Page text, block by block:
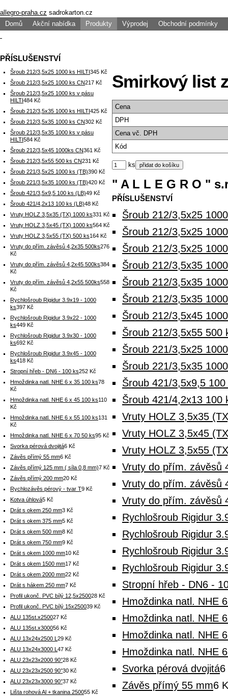
allegro-praha.cz sadrokarton.cz
Domů
Akční nabídka Produkty Výprodej Obchodní podmínky
Smirkový list
Cena
DPH
Cenavč. DPH
Kód
ks
PŘÍSLUŠENSTVÍ
Šroub 212/3,5x25
Šroub 212/3,5x25
Šroub 212/3,5x25
Šroub 212/3,5x35
Šroub 212/3,5x35
Šroub 212/3,5x35
Šroub 212/3,5x45
Šroub 212/3,5x55 500
Šroub 221/3,5x25
Šroub 221/3,5x35
Šroub 421/3,5x9,5
Šroub 421/4,2x13 100
Vruty HOLZ 3,5x35
Vruty HOLZ 3,5x45
Vruty HOLZ 3,5x55
Vruty do přím. závěsů
Vruty do přím. závěsů
Vruty do přím. závěsů
Rychlošroub Rigidur
Rychlošroub Rigidur
Rychlošroub Rigidur
Rychlošroub Rigidur
Stropní hřeb - DN6 -
Hmoždinka natl. NHE
Hmoždinka natl. NHE
Hmoždinka natl. NHE
Hmoždinka natl. NHE
Svorka pérová dvojitá6
Závěs přímý 55 mm6
" A L L E G R O "
PŘÍSLUŠENSTVÍ
Šroub 212/3,5x25 1000 ks HILTI345 Kč
Šroub 212/3,5x25 1000 ks CN217 Kč
Šroub 212/3,5x25 1000 ks v pásu
HILTI484 Kč
Šroub 212/3,5x35 1000 ks HILTI425 Kč
Šroub 212/3,5x35 1000 ks CN302 Kč
Šroub 212/3,5x35 1000 ks v pásu
HILTI584 Kč
Šroub 212/3,5x45 1000ks CN361 Kč
Šroub 212/3,5x55 500 ks CN231 Kč
Šroub 221/3,5x25 1000 ks (TB)390 Kč
Šroub 221/3,5x35 1000 ks (TB)420 Kč
Šroub 421/3,5x9,5 100 ks (LB)49 Kč
Šroub 421/4,2x13 100 ks (LB)48 Kč
Vruty HOLZ 3,5x35 (TX) 1000 ks331 Kč
Vruty HOLZ 3,5x45 (TX) 1000 ks564 Kč
Vruty HOLZ 3,5x55 (TX) 500 ks164 Kč
Vruty do přím. závěsů 4,2x35 500ks276
Kč
Vruty do přím. závěsů 4,2x45 500ks384
Kč
Vruty do přím. závěsů 4,2x55 500ks558
Kč
Rychlošroub Rigidur 3.9x19 - 1000
ks397 Kč
Rychlošroub Rigidur 3.9x22 - 1000
ks449 Kč
Rychlošroub Rigidur 3.9x30 - 1000
ks692 Kč
Rychlošroub Rigidur 3.9x45 - 1000
ks418 Kč
Stropní hřeb - DN6 - 100 ks252 Kč
Hmoždinka natl. NHE 6 x 35 100 ks78
Kč
Hmoždinka natl. NHE 6 x 45 100 ks110
Kč
Hmoždinka natl. NHE 6 x 55 100 ks131
Kč
Hmoždinka natl. NHE 6 x 70 50 ks95 Kč
Svorka pérová dvojitá6 Kč
Závěs přímý 55 mm6 Kč
Závěs přímý 125 mm ( síla 0,8 mm)7 Kč
Závěs přímý 200 mm20 Kč
Rychlozávěs pérový - tvar T9 Kč
Kotva úhlová5 Kč
Drát s okem 250 mm3 Kč
Drát s okem 375 mm5 Kč
Drát s okem 500 mm8 Kč
Drát s okem 750 mm9 Kč
Drát s okem 1000 mm10 Kč
Drát s okem 1500 mm17 Kč
Drát s okem 2000 mm22 Kč
Drát s hákem 250 mm7 Kč
Profil ukonč. PVC bílý 12,5x250028 Kč
Profil ukonč. PVC bílý 15x250039 Kč
ALU 135st.x250027 Kč
ALU 135st.x300056 Kč
ALU 13x24x2500 L 29 Kč
ALU 13x24x3000 L 47 Kč
ALU 23x23x2000 90°28 Kč
ALU 23x23x2500 90°30 Kč
ALU 23x23x3000 90°37 Kč
Lišta rohová Al + tkanina 250055 Kč